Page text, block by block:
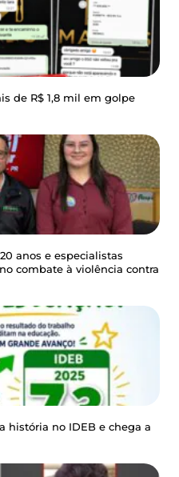
de R$ 1,8 mil em golpe
anos e especialistas
combate à violência contra
história no IDEB e chega a